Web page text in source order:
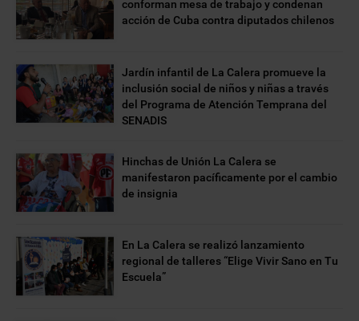
conforman mesa de trabajo y condenan
acción de Cuba contra diputados chilenos
Jardín infantil de La Calera promueve la
inclusión social de niños y niñas a través
del Programa de Atención Temprana del
SENADIS
Hinchas de Unión La Calera se
manifestaron pacíficamente por el cambio
de insignia
En La Calera se realizó lanzamiento
regional de talleres “Elige Vivir Sano en Tu
Escuela”